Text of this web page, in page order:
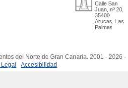
Calle San
Juan, nº 20,
35400
Arucas, Las
Palmas
del Norte de Gran Canaria. 2001 - 2026 -
-Accesibilidad